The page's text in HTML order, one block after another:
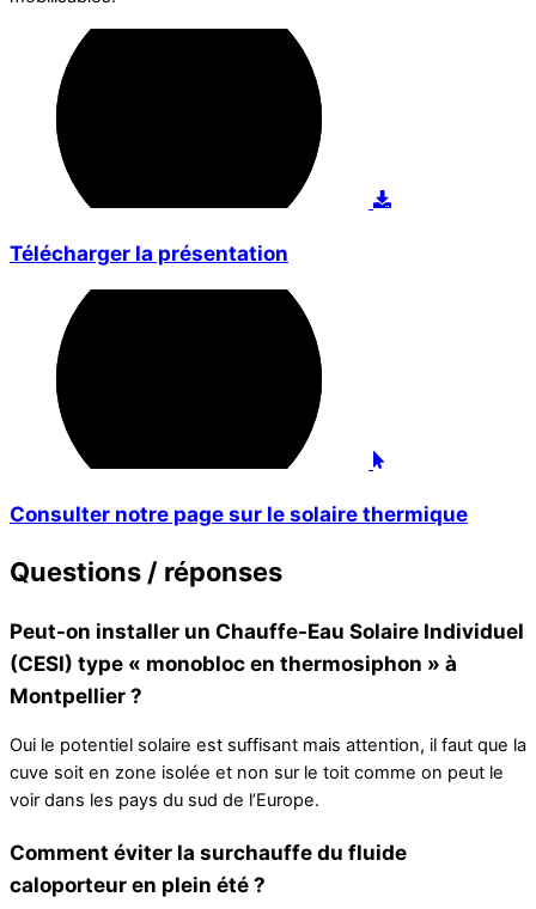
Télécharger la présentation
Consulter notre page sur le solaire thermique
Questions / réponses
Peut-on installer un Chauffe-Eau Solaire Individuel
(CESI) type « monobloc en thermosiphon » à
Montpellier ?
Oui le potentiel solaire est suffisant mais attention, il faut que la
cuve soit en zone isolée et non sur le toit comme on peut le
voir dans les pays du sud de l’Europe.
Comment éviter la surchauffe du fluide
caloporteur en plein été ?